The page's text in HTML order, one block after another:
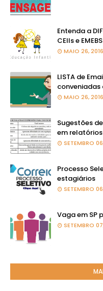
Entenda a
CEIIs e
MAIO 26, 2016
LISTA de
conveniadas
MAIO 26, 2016
Sugestões
em
SETEMBRO
Processo
estagiários
SETEMBRO
Vaga em SP
SETEMBRO